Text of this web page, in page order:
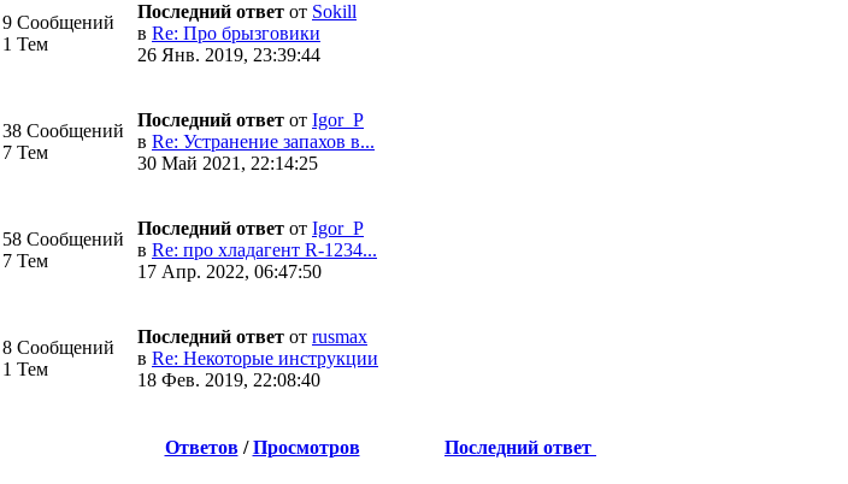
9 Сообщений
1 Тем
Последний ответ от Sokill
в Re: Про брызговики
26 Янв. 2019, 23:39:44
38 Сообщений
7 Тем
Последний ответ от Igor_P
в Re: Устранение запахов в...
30 Май 2021, 22:14:25
58 Сообщений
7 Тем
Последний ответ от Igor_P
в Re: про хладагент R-1234...
17 Апр. 2022, 06:47:50
8 Сообщений
1 Тем
Последний ответ от rusmax
в Re: Некоторые инструкции
18 Фев. 2019, 22:08:40
Ответов/Просмотров
Последний ответ